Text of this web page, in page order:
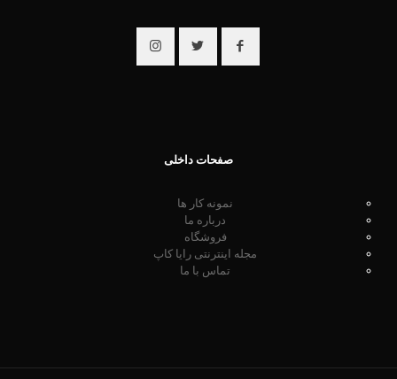
صفحات داخلی
نمونه کار ها
درباره ما
فروشگاه
مجله اینترنتی رایا کاپ
تماس با ما